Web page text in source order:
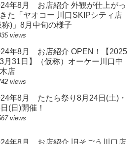
年8月 お店紹介 外観が仕上がっ
た「ヤオコー 川口SKIPシティ店
称)」8月中旬の様子
views
年8月 お店紹介 OPEN！【2025
月31日】（仮称）オーケー川口中
店
views
年8月 たたら祭り8月24日(土)・
(日)開催！
views
年8月 お店紹介 旧そごう川口店